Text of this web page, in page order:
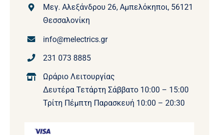
Μεγ. Αλεξάνδρου 26, Αμπελόκηποι, 56121
Θεσσαλονίκη
info@melectrics.gr
231 073 8885
Ωράριο Λειτουργίας
Δευτέρα Τετάρτη Σάββατο 10:00 – 15:00
Τρίτη Πέμπτη Παρασκευή 10:00 – 20:30